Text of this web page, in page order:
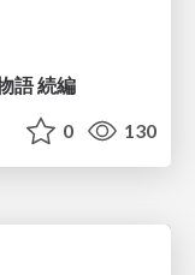
語 続編
0 130